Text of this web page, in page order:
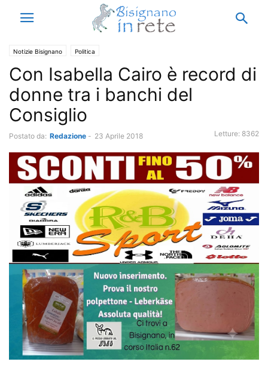
Notizie Bisignano Politica
Con Isabella Cairo è record di
donne tra i banchi del
Consiglio
Postato da: Redazione - 23 Aprile 2018 Letture: 8362